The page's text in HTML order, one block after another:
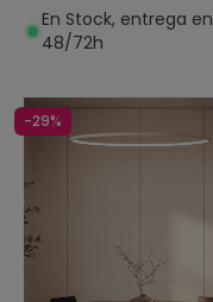
En Stock, entrega en
48/72h
-29%